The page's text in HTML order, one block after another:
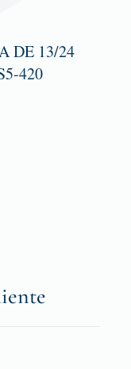
DE 13/24
420